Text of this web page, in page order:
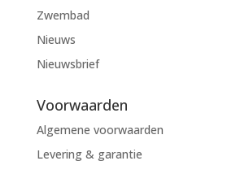
Zwembad
Nieuws
Nieuwsbrief
Voorwaarden
Algemene voorwaarden
Levering & garantie